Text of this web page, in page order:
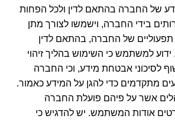
של החברה בהתאם לדין ולכל הפחות
בידי החברה, וישמשו לצורך מתן
תפעוליים של החברה, בהתאם לדין
ידוע למשתמש כי השימוש בהליך זיהוי
לסיכוני אבטחת מידע, וכי החברה
מתקדמים כדי להגן על המידע כאמור.
אשר על פיהם פועלת החברה
אודות המשתמש. יש להדגיש כי